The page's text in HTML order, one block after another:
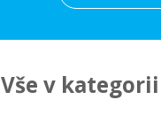
Vše v